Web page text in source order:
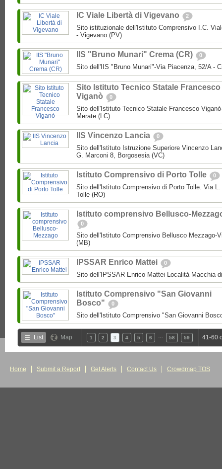
IC Viale Libertà di Vigevano 2
Sito istituzionale dell'Istituto Comprensivo I.C.
- Vigevano (PV)
IIS "Bruno Munari" Crema (CR) 0
Sito dell'IIS "Bruno Munari"-Via Piacenza, 52/A -
Sito Istituto Tecnico Statale Francesco
Viganò
0
Sito dell'Istituto Tecnico Statale Francesco
Merate (LC)
IIS Vincenzo Lancia 0
Sito dell'Istituto Istruzione Superiore Vincenzo
G. Marconi 8, Borgosesia (VC)
Istituto Comprensivo di Porto Tolle 0
Sito dell'Istituto Comprensivo di Porto Tolle. Via
Tolle (RO)
Istituto comprensivo Bellusco-
0
Sito dell'Istituto Comprensivo Bellusco Mezzago-
(MB)
IPSSAR Enrico Mattei 0
Sito dell'IPSSAR Enrico Mattei Località Macchia
Istituto Comprensivo "San Giovanni
Bosco"
0
Sito dell'Istituto Comprensivo "San Giovanni
List Map 1 2 3 4 5 6 58 59 41-60
Home Submit a Report Get Alerts Contact Us Crowdmap TOS